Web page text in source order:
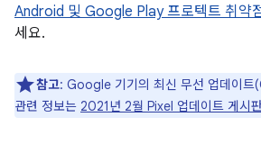
Android 및 Google Play 프로텍트 취약
세요.
참고: Google 기기의 최신 무선 업데이트
관련 정보는 2021년 2월 Pixel 업데이트 게시